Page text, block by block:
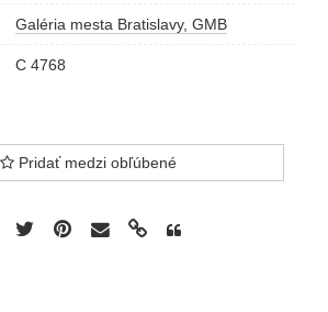
Galéria mesta Bratislavy, GMB
C 4768
Pridať medzi obľúbené